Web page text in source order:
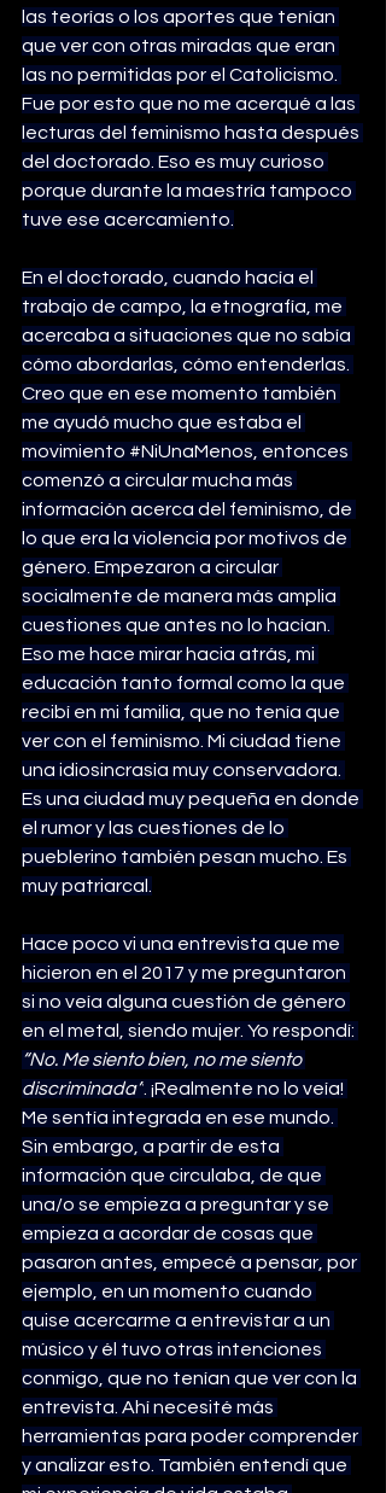
las teorías o los aportes que tenían
que ver con otras miradas que eran
las no permitidas por el Catolicismo.
Fue por esto que no me acerqué a las
lecturas del feminismo hasta después
del doctorado. Eso es muy curioso
porque durante la maestría tampoco
tuve ese acercamiento.
En el doctorado, cuando hacía el
trabajo de campo, la etnografía, me
acercaba a situaciones que no sabía
cómo abordarlas, cómo entenderlas.
Creo que en ese momento también
me ayudó mucho que estaba el
movimiento #NiUnaMenos , entonces
comenzó a circular mucha más
información acerca del feminismo, de
lo que era la violencia por motivos de
género. Empezaron a circular
socialmente de manera más amplia
cuestiones que antes no lo hacían.
Eso me hace mirar hacia atrás, mi
educación tanto formal como la que
recibí en mi familia, que no tenía que
ver con el feminismo. Mi ciudad tiene
una idiosincrasia muy conservadora.
Es una ciudad muy pequeña en donde
el rumor y las cuestiones de lo
pueblerino también pesan mucho. Es
muy patriarcal.
Hace poco vi una entrevista que me
hicieron en el 2017 y me preguntaron
si no veía alguna cuestión de género
en el metal, siendo mujer. Yo respondí:
“No. Me siento bien, no me siento
discriminada” . ¡Realmente no lo veía!
Me sentía integrada en ese mundo.
Sin embargo, a partir de esta
información que circulaba, de que
una/o se empieza a preguntar y se
empieza a acordar de cosas que
pasaron antes, empecé a pensar, por
ejemplo, en un momento cuando
quise acercarme a entrevistar a un
músico y él tuvo otras intenciones
conmigo, que no tenían que ver con la
entrevista. Ahí necesité más
herramientas para poder comprender
y analizar esto. También entendí que